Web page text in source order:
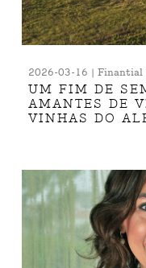
2026-03-16 | Finantial
UM FIM DE
AMANTES DE
VINHAS DO